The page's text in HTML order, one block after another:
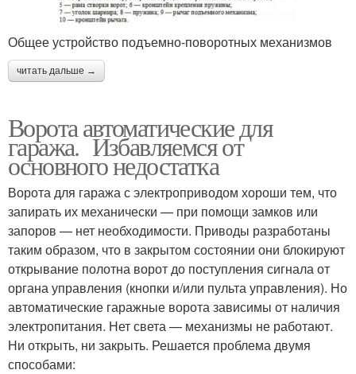
Общее устройство подъемно-поворотных механизмов
читать дальше →
Ворота автоматические для
гаража. Избавляемся от
основного недостатка
Ворота для гаража с электроприводом хороши тем, что
запирать их механически — при помощи замков или
запоров — нет необходимости. Приводы разработаны
таким образом, что в закрытом состоянии они блокируют
открывание полотна ворот до поступления сигнала от
органа управления (кнопки и/или пульта управления). Но
автоматические гаражные ворота зависимы от наличия
электропитания. Нет света — механизмы не работают.
Ни открыть, ни закрыть. Решается проблема двумя
способами: